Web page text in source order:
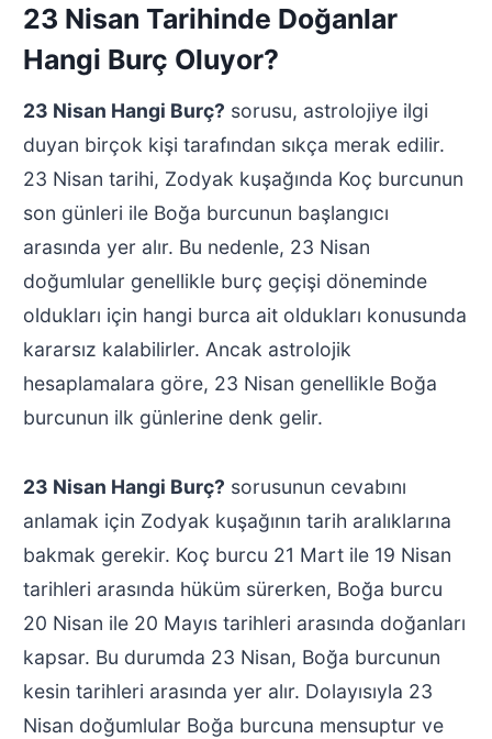
23 Nisan Tarihinde Doğanlar
Hangi Burç Oluyor?
23 Nisan Hangi Burç? sorusu, astrolojiye ilgi
duyan birçok kişi tarafından sıkça merak edilir.
23 Nisan tarihi, Zodyak kuşağında Koç burcunun
son günleri ile Boğa burcunun başlangıcı
arasında yer alır. Bu nedenle, 23 Nisan
doğumlular genellikle burç geçişi döneminde
oldukları için hangi burca ait oldukları konusunda
kararsız kalabilirler. Ancak astrolojik
hesaplamalara göre, 23 Nisan genellikle Boğa
burcunun ilk günlerine denk gelir.
23 Nisan Hangi Burç? sorusunun cevabını
anlamak için Zodyak kuşağının tarih aralıklarına
bakmak gerekir. Koç burcu 21 Mart ile 19 Nisan
tarihleri arasında hüküm sürerken, Boğa burcu
20 Nisan ile 20 Mayıs tarihleri arasında doğanları
kapsar. Bu durumda 23 Nisan, Boğa burcunun
kesin tarihleri arasında yer alır. Dolayısıyla 23
Nisan doğumlular Boğa burcuna mensuptur ve